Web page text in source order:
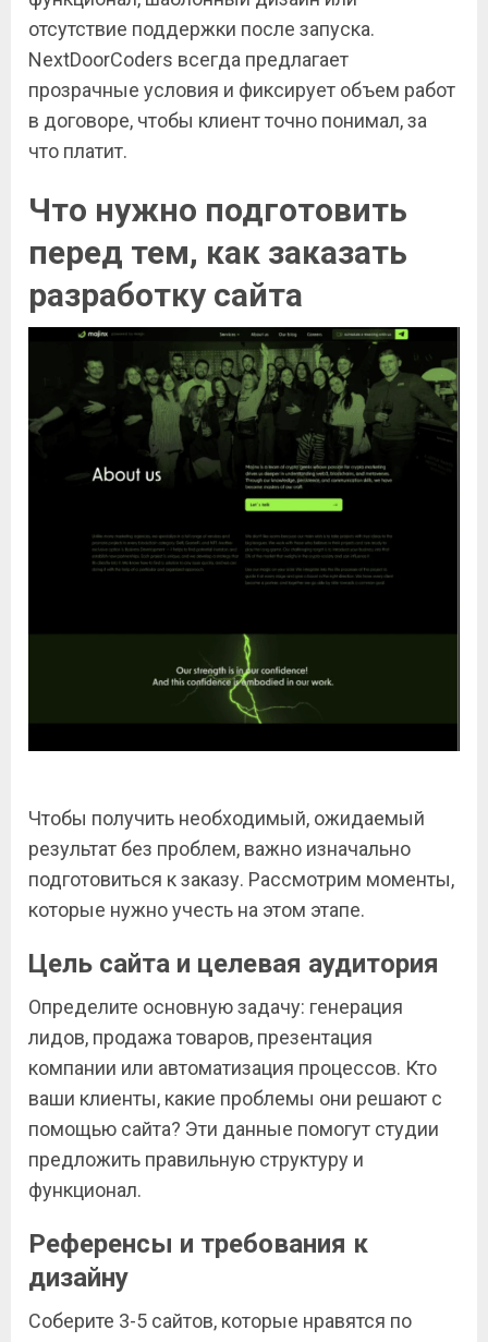
отсутствие поддержки после запуска.
NextDoorCoders всегда предлагает
прозрачные условия и фиксирует объем работ
в договоре, чтобы клиент точно понимал, за
что платит.
Что нужно подготовить
перед тем, как заказать
разработку сайта
Чтобы получить необходимый, ожидаемый
результат без проблем, важно изначально
подготовиться к заказу. Рассмотрим моменты,
которые нужно учесть на этом этапе.
Цель сайта и целевая аудитория
Определите основную задачу: генерация
лидов, продажа товаров, презентация
компании или автоматизация процессов. Кто
ваши клиенты, какие проблемы они решают с
помощью сайта? Эти данные помогут студии
предложить правильную структуру и
функционал.
Референсы и требования к
дизайну
Соберите 3-5 сайтов, которые нравятся по